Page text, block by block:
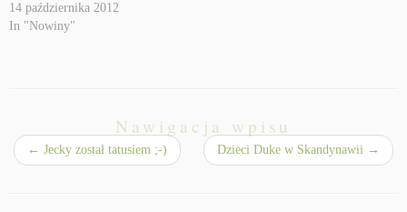
14 października 2012
In "Nowiny"
Nawigacja wpisu
← Jecky został tatusiem ;-) Dzieci Duke w Skandynawii →